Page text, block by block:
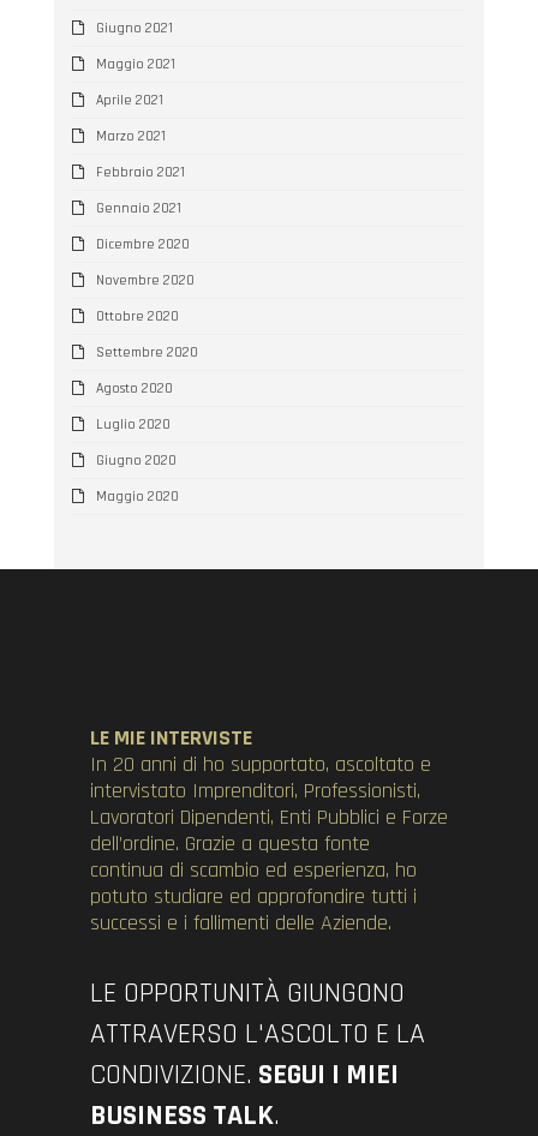
Giugno 2021
Maggio 2021
Aprile 2021
Marzo 2021
Febbraio 2021
Gennaio 2021
Dicembre 2020
Novembre 2020
Ottobre 2020
Settembre 2020
Agosto 2020
Luglio 2020
Giugno 2020
Maggio 2020
LE MIE INTERVISTE
In 20 anni di ho supportato, ascoltato e
intervistato Imprenditori, Professionisti,
Lavoratori Dipendenti, Enti Pubblici e Forze
dell’ordine. Grazie a questa fonte
continua di scambio ed esperienza, ho
potuto studiare ed approfondire tutti i
successi e i fallimenti delle Aziende.
LE OPPORTUNITÀ GIUNGONO
ATTRAVERSO L'ASCOLTO E LA
CONDIVIZIONE. SEGUI I MIEI
BUSINESS TALK.